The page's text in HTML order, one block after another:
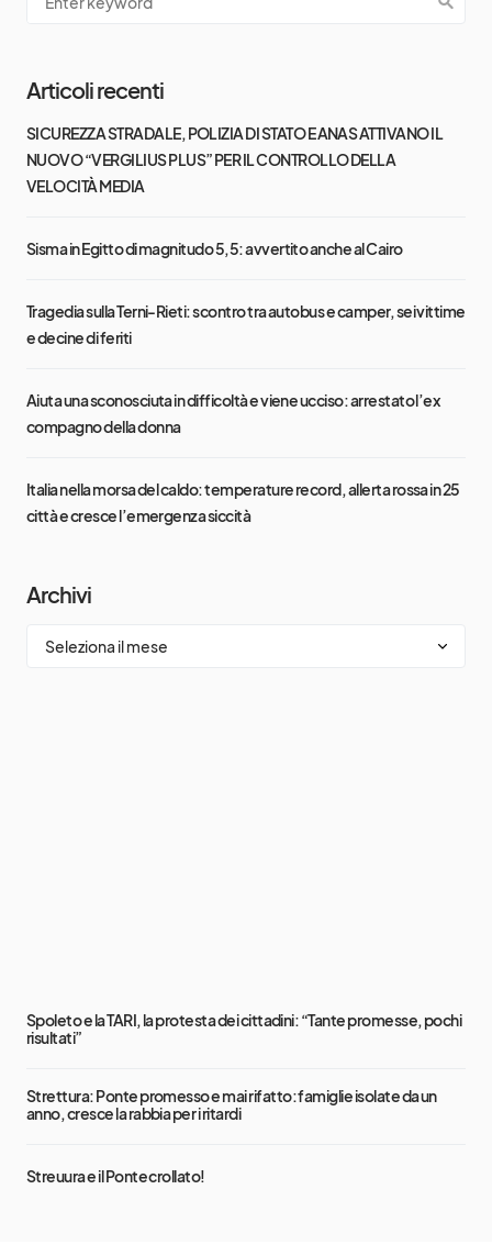
Articoli recenti
SICUREZZA STRADALE, POLIZIA DI STATO E ANAS ATTIVANO IL
NUOVO “VERGILIUS PLUS” PER IL CONTROLLO DELLA
VELOCITÀ MEDIA
Sisma in Egitto di magnitudo 5,5: avvertito anche al Cairo
Tragedia sulla Terni-Rieti: scontro tra autobus e camper, sei vittime
e decine di feriti
Aiuta una sconosciuta in difficoltà e viene ucciso: arrestato l’ex
compagno della donna
Italia nella morsa del caldo: temperature record, allerta rossa in 25
città e cresce l’emergenza siccità
Archivi
Spoleto e la TARI, la protesta dei cittadini: “Tante promesse, pochi
risultati”
Strettura: Ponte promesso e mai rifatto: famiglie isolate da un
anno, cresce la rabbia per i ritardi
Streuura e il Ponte crollato!